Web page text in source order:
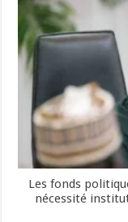
Les fonds
nécessité